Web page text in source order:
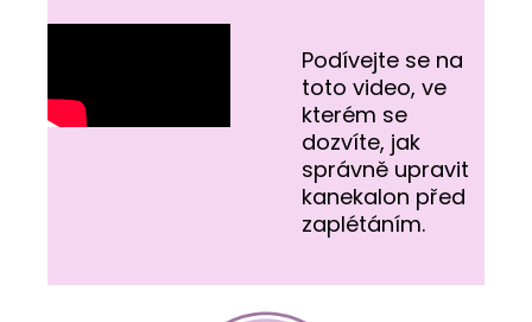
Podívejte se na
toto video, ve
kterém se
dozvíte, jak
správně upravit
kanekalon před
zaplétáním.